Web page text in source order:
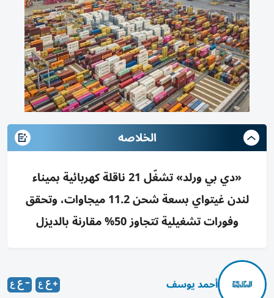
الخلاصه
«دي بي ورلد» تشغّل 21 ناقلة كهربائية بميناء
لندن غيتواي بسعة شحن 11.2 ميجاوات، وتحقق
وفورات تشغيلية تتجاوز 50% مقارنة بالديزل
أحمد يوسف